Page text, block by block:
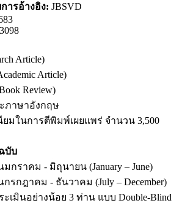
ารอ้างอิง: JBSVD
Article)
Article)
Review)
ภาษาอังกฤษ
ยมในการตีพิมพ์เผยแพร่ จำนวน 3,500
บับ
กราคม - มิถุนายน (January – June)
รกฎาคม - ธันวาคม (July – December)
ะเมินอย่างน้อย 3 ท่าน แบบ Double-Blind